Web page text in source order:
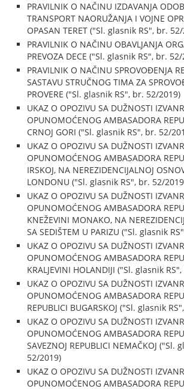
PRAVILNIK O NAČINU IZDAVANJA
TRANSPORT NAORUŽANJA I VOJNE
OPASAN TERET ("Sl. glasnik RS", br.
PRAVILNIK O NAČINU OBAVLJANJA
PREVOZA DECE ("Sl. glasnik RS", br.
PRAVILNIK O NAČINU SPROVOĐENJA
SASTAVU STRUČNOG TIMA ZA
PROVERE ("Sl. glasnik RS", br. 52/2019)
UKAZ O OPOZIVU SA DUŽNOSTI
OPUNOMOĆENOG AMBASADORA
CRNOJ GORI ("Sl. glasnik RS", br. 52/
UKAZ O OPOZIVU SA DUŽNOSTI
OPUNOMOĆENOG AMBASADORA
IRSKOJ, NA NEREZIDENCIJALNOJ
LONDONU ("Sl. glasnik RS", br. 52/
UKAZ O OPOZIVU SA DUŽNOSTI
OPUNOMOĆENOG AMBASADORA
KNEŽEVINI MONAKO, NA
SA SEDIŠTEM U PARIZU ("Sl. glasnik
UKAZ O OPOZIVU SA DUŽNOSTI
OPUNOMOĆENOG AMBASADORA
KRALJEVINI HOLANDIJI ("Sl. glasnik
UKAZ O OPOZIVU SA DUŽNOSTI
OPUNOMOĆENOG AMBASADORA
REPUBLICI BUGARSKOJ ("Sl. glasnik
UKAZ O OPOZIVU SA DUŽNOSTI
OPUNOMOĆENOG AMBASADORA
SAVEZNOJ REPUBLICI NEMAČKOJ ("Sl.
52/2019)
UKAZ O OPOZIVU SA DUŽNOSTI
OPUNOMOĆENOG AMBASADORA